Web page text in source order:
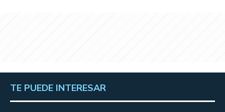
TE PUEDE INTERESAR